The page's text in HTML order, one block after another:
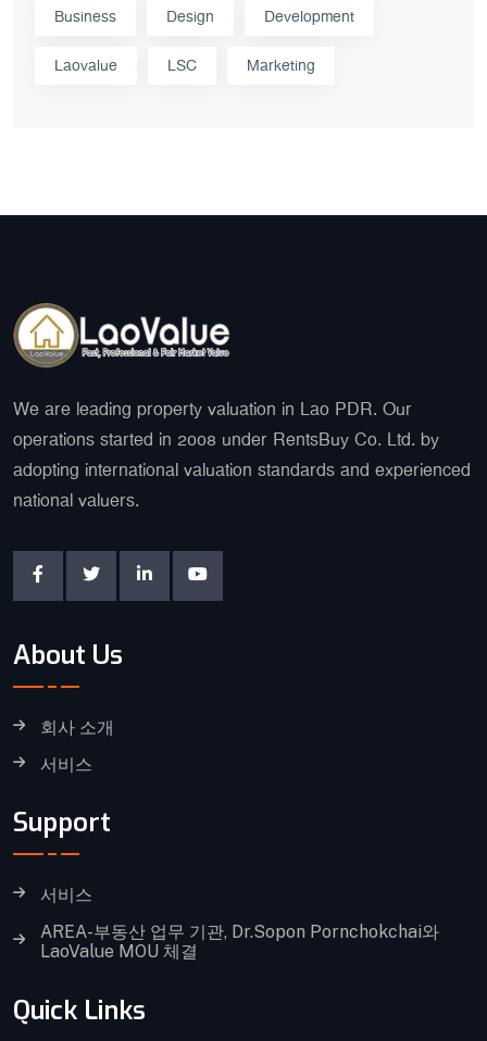
Business Design Development
Laovalue LSC Marketing
We are leading property valuation in Lao PDR. Our
operations started in 2008 under RentsBuy Co. Ltd. by
adopting international valuation standards and experienced
national valuers.
About Us
회사 소개
서비스
Support
서비스
AREA-부동산 업무 기관, Dr.Sopon Pornchokchai와
LaoValue MOU 체결
Quick Links